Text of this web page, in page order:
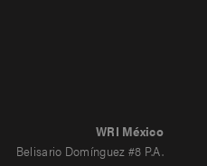
WRI México
Belisario Domínguez #8 P.A.